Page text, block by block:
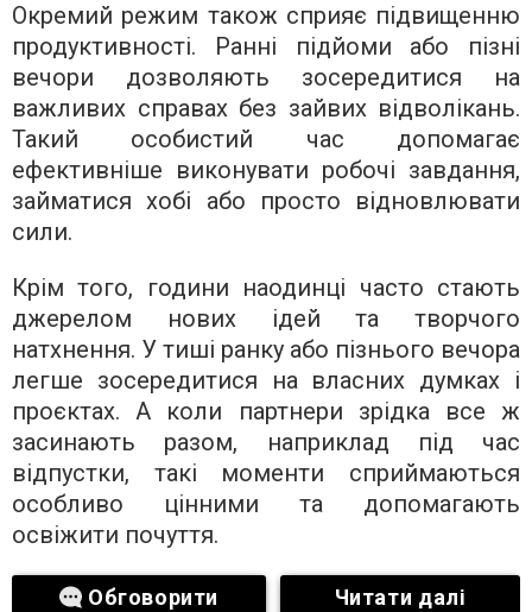
Окремий режим також сприяє підвищенню
продуктивності. Ранні підйоми або пізні
вечори дозволяють зосередитися на
важливих справах без зайвих відволікань.
Такий особистий час допомагає
ефективніше виконувати робочі завдання,
займатися хобі або просто відновлювати
сили.
Крім того, години наодинці часто стають
джерелом нових ідей та творчого
натхнення. У тиші ранку або пізнього вечора
легше зосередитися на власних думках і
проєктах. А коли партнери зрідка все ж
засинають разом, наприклад під час
відпустки, такі моменти сприймаються
особливо цінними та допомагають
освіжити почуття.
Обговорити Читати далі